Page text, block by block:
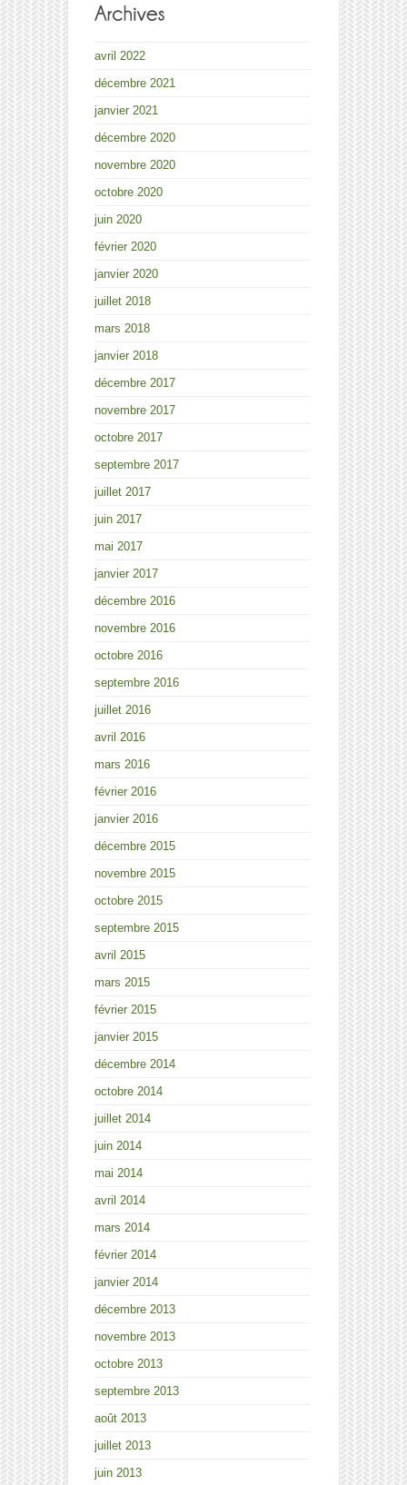
avril 2022
décembre 2021
janvier 2021
décembre 2020
novembre 2020
octobre 2020
juin 2020
février 2020
janvier 2020
juillet 2018
mars 2018
janvier 2018
décembre 2017
novembre 2017
octobre 2017
septembre 2017
juillet 2017
juin 2017
mai 2017
janvier 2017
décembre 2016
novembre 2016
octobre 2016
septembre 2016
juillet 2016
avril 2016
mars 2016
février 2016
janvier 2016
décembre 2015
novembre 2015
octobre 2015
septembre 2015
avril 2015
mars 2015
février 2015
janvier 2015
décembre 2014
octobre 2014
juillet 2014
juin 2014
mai 2014
avril 2014
mars 2014
février 2014
janvier 2014
décembre 2013
novembre 2013
octobre 2013
septembre 2013
août 2013
juillet 2013
juin 2013